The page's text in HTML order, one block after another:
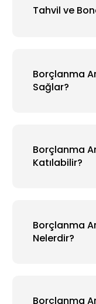
Tahvil ve
Borçlanma
Sağlar?
Borçlanma
Katılabilir?
Borçlanma
Nelerdir?
Borçlanma